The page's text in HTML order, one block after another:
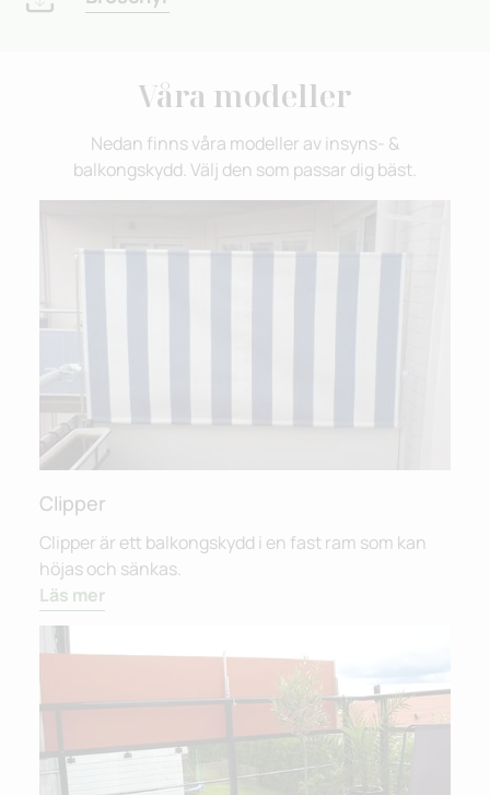
Våra modeller
Nedan finns våra modeller av insyns- &
balkongskydd. Välj den som passar dig bäst.
Clipper
Clipper är ett balkongskydd i en fast ram som kan
höjas och sänkas.
Läs mer